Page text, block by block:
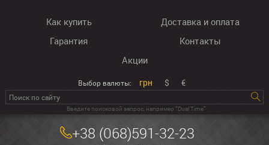
Как купить
Доставка и оплата
Гарантия
Контакты
Акции
Выбор валюты: грн $ €
Введите поисковой запрос, например “Dual Time”
+38 (068)591-32-23